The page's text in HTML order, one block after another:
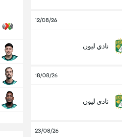
12/08/26
نادي ليون
18/08/26
نادي ليون
23/08/26